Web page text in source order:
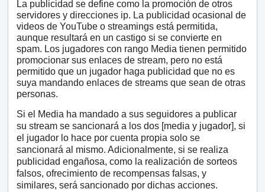
La publicidad se define como la promoción de otros
servidores y direcciones ip. La publicidad ocasional de
videos de YouTube o streamings está permitida,
aunque resultará en un castigo si se convierte en
spam. Los jugadores con rango Media tienen permitido
promocionar sus enlaces de stream, pero no está
permitido que un jugador haga publicidad que no es
suya mandando enlaces de streams que sean de otras
personas.
Si el Media ha mandado a sus seguidores a publicar
su stream se sancionará a los dos [media y jugador], si
el jugador lo hace por cuenta propia solo se
sancionará al mismo. Adicionalmente, si se realiza
publicidad engañosa, como la realización de sorteos
falsos, ofrecimiento de recompensas falsas, y
similares, será sancionado por dichas acciones.